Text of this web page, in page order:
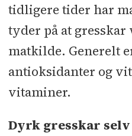
tidligere tider har
tyder på at
matkilde. Generelt
antioksidanter og
vitaminer.
Dyrk gresskar selv